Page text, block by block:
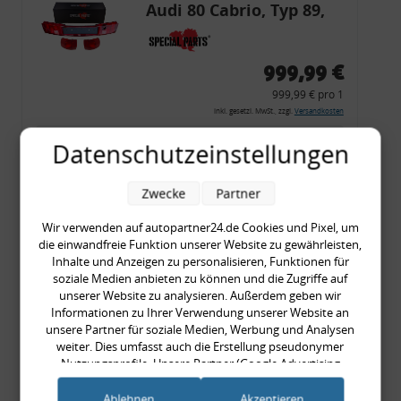
Audi 80 Cabrio, Typ 89,
OE-Nr.: 8G0945225 +
8G0945225C
999,99 €
999,99 € pro 1
inkl. gesetzl. MwSt., zzgl. Versandkosten
Merkzettel
Rückleuchtenband mit
Blinker, orange, Audi 80
Cabrio, Typ 89, OE-Nr.:
8G0945225 + 8G0945225C
999,99 €
999,99 € pro 1
Datenschutzeinstellungen
Wir verwenden auf autopartner24.de Cookies und Pixel, um
die einwandfreie Funktion unserer Website zu gewährleisten,
Inhalte und Anzeigen zu personalisieren, Funktionen für
soziale Medien anbieten zu können und die Zugriffe auf
unserer Website zu analysieren. Außerdem geben wir
Informationen zu Ihrer Verwendung unserer Website an
unsere Partner für soziale Medien, Werbung und Analysen
weiter. Dies umfasst auch die Erstellung pseudonymer
Nutzungsprofile. Unsere Partner (Google Advertising
Products) führen diese Informationen möglicherweise mit
weiteren Daten zusammen, die Sie ihnen bereitgestellt haben
Zwecke Partner